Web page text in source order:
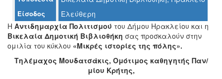
ΔΗΜΟΣ
ΠΟΛΙΤΙΣΜΟΣ
Είσοδος
Ελεύθερη
Η Αντιδημαρχία Πολιτισμού του Δήμου Ηρακλείου και η
Βικελαία Δημοτική Βιβλιοθήκη σας προσκαλούν στην
ομιλία του κύκλου «Μικρές ιστορίες της πόλης».
Τηλέμαχος Μουδατσάκις, Ομότιμος καθηγητής Παν/
μίου Κρήτης,